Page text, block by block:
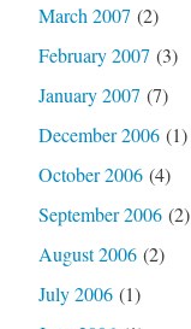
March 2007 (2)
February 2007 (3)
January 2007 (7)
December 2006(1)
October 2006(4)
September 2006(2)
August 2006(2)
July 2006(1)